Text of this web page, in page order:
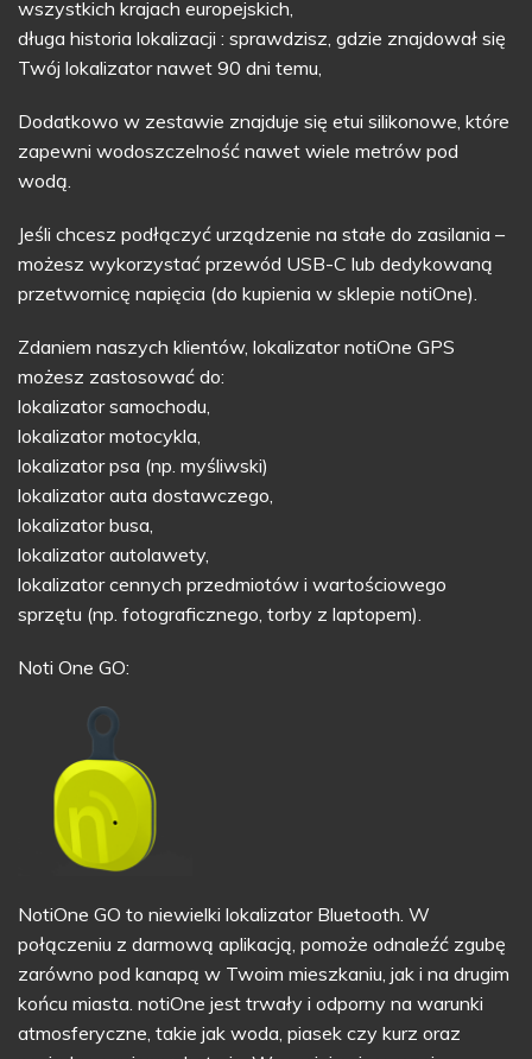
wszystkich krajach europejskich,
długa historia lokalizacji : sprawdzisz, gdzie znajdował się
Twój lokalizator nawet 90 dni temu,
Dodatkowo w zestawie znajduje się etui silikonowe, które
zapewni wodoszczelność nawet wiele metrów pod
wodą.
Jeśli chcesz podłączyć urządzenie na stałe do zasilania –
możesz wykorzystać przewód USB-C lub dedykowaną
przetwornicę napięcia (do kupienia w sklepie notiOne).
Zdaniem naszych klientów, lokalizator notiOne GPS
możesz zastosować do:
lokalizator samochodu,
lokalizator motocykla,
lokalizator psa (np. myśliwski)
lokalizator auta dostawczego,
lokalizator busa,
lokalizator autolawety,
lokalizator cennych przedmiotów i wartościowego
sprzętu (np. fotograficznego, torby z laptopem).
Noti One GO:
NotiOne GO to niewielki lokalizator Bluetooth. W
połączeniu z darmową aplikacją, pomoże odnaleźć zgubę
zarówno pod kanapą w Twoim mieszkaniu, jak i na drugim
końcu miasta. notiOne jest trwały i odporny na warunki
atmosferyczne, takie jak woda, piasek czy kurz oraz